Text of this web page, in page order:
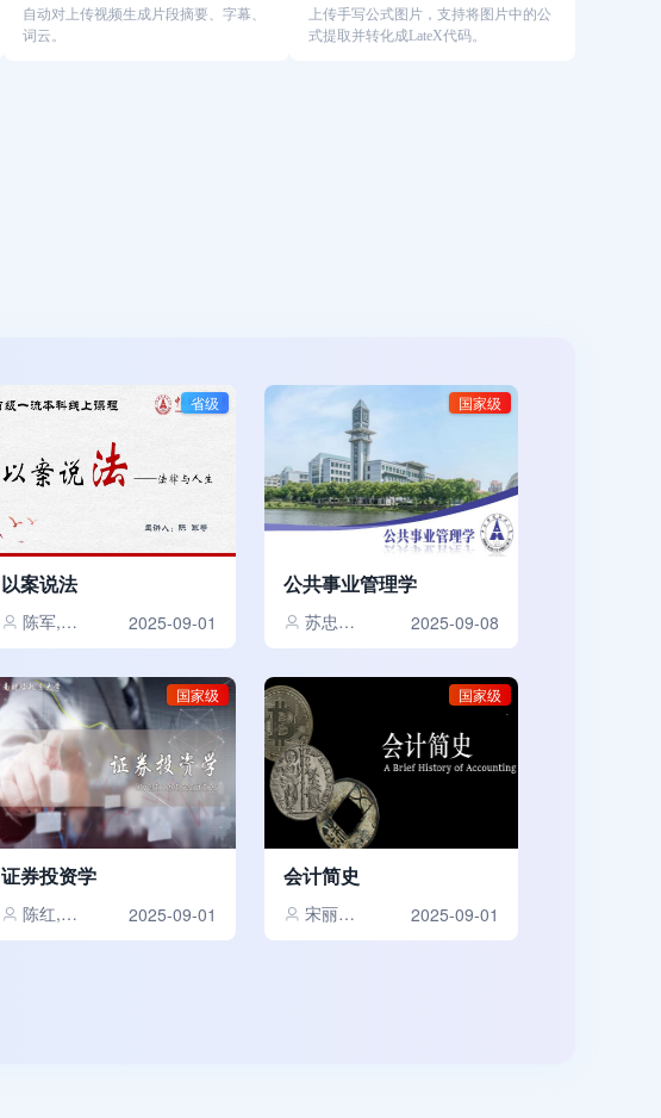
自动对上传视频生成片段摘要、字幕、
词云。
上传手写公式图片，支持将图片中的公
式提取并转化成LateX代码。
省级
以案说法
陈军,石晓波,陈新,刘跃坤 2025-09-01
国家级
公共事业管理学
苏忠林,庞明礼,曾婧婧,魏萍 2025-09-08
国家级
证券投资学
陈红,张戡 2025-09-01
国家级
会计简史
宋丽梦,郭道扬 2025-09-01